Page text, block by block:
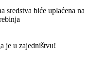
sredstva biće uplaćena na
je u zajedništvu!